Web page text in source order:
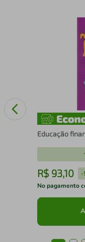
Educação
R$ 93,10 -
No pagamento